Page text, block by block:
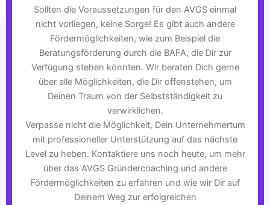
Sollten die Voraussetzungen für den AVGS einmal
nicht vorliegen, keine Sorge! Es gibt auch andere
Fördermöglichkeiten, wie zum Beispiel die
Beratungsförderung durch die BAFA, die Dir zur
Verfügung stehen könnten. Wir beraten Dich gerne
über alle Möglichkeiten, die Dir offenstehen, um
Deinen Traum von der Selbstständigkeit zu
verwirklichen.
Verpasse nicht die Möglichkeit, Dein Unternehmertum
mit professioneller Unterstützung auf das nächste
Level zu heben. Kontaktiere uns noch heute, um mehr
über das AVGS Gründercoaching und andere
Fördermöglichkeiten zu erfahren und wie wir Dir auf
Deinem Weg zur erfolgreichen